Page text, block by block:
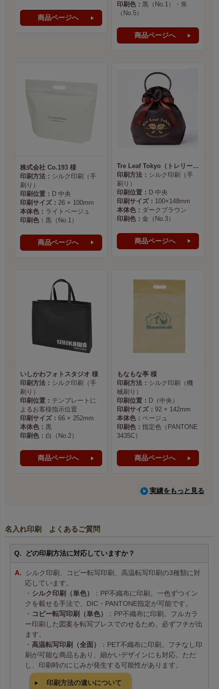
商品ページへ
印刷色： 黒（No.1）・朱
（No.5）
商品ページへ
株式会社 Co.193 様
印刷方法： シルク印刷（手
刷り）
印刷位置： D 中央
印刷サイズ： 26 × 100mm
本体色： ライトベージュ
印刷色： 黒（No.1）
商品ページへ
Tre Leaf Tokyo（トレリーフ東京） 様
印刷方法： シルク印刷（手
刷り）
印刷位置： D 中央
印刷サイズ： 100×148mm
本体色： ダークブラウン
印刷色： 金（No.3）
商品ページへ
いしかわフォトスタジオ 様
印刷方法： シルク印刷（手
刷り）
印刷位置： テンプレートに
よるお客様指示位置
印刷サイズ： 66 × 252mm
本体色： 黒
印刷色： 白（No.2）
商品ページへ
もなもな亭 様
印刷方法： シルク印刷（機
械刷り）
印刷位置： D（中央）
印刷サイズ： 92 × 142mm
本体色： ベージュ
印刷色： 指定色（PANTONE
3435C）
商品ページへ
実績をもっと見る
名入れ印刷 よくあるご質問
どの印刷方法に対応していますか？
シルク印刷、コピー転写印刷、高温転写印刷の3種類に対
応しています。
・ シルク印刷（単色）
：PP不織布に印刷。一色ずつイン
クを載せる手法で、DIC・PANTONE指定が可能です。
・ コピー転写印刷（単色）
：PP不織布に印刷。フルカラ
ー印刷した図案を転写プレスでのせるため、必ずフチが出
ます。
・ 高温転写印刷（全面）
：PET不織布に印刷。フチなし印
刷が可能な商品もあり、細かいデザインにも対応。ただ
し、印刷時のにじみが発生する可能性があります。
印刷方法の違いについて